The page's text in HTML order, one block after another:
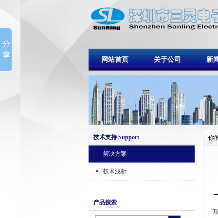
网站首页 关于公司 新
技术支持 Support
解决方案
技术浅析
产品搜索
你